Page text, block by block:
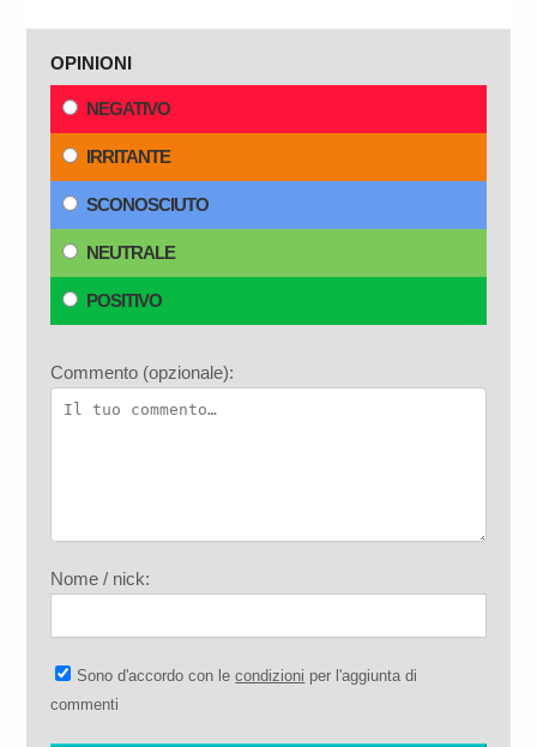
OPINIONI
NEGATIVO
IRRITANTE
SCONOSCIUTO
NEUTRALE
POSITIVO
Commento (opzionale):
Nome / nick:
Sono d'accordo con lecondizioni per l'aggiunta di
commenti